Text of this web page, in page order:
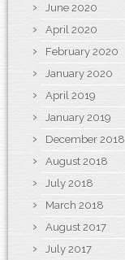
June 2020
April 2020
February 2020
January 2020
April 2019
January 2019
December 2018
August 2018
July 2018
March 2018
August 2017
July 2017